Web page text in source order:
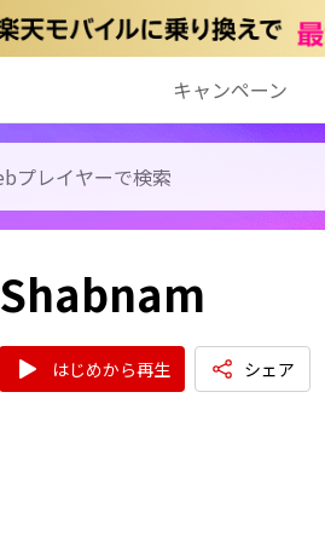
キャンペーン
Shabnam
はじめから再生 シェア